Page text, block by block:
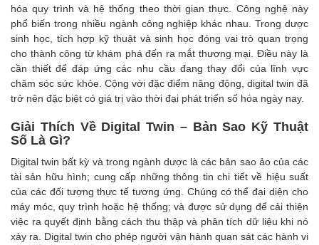
hóa quy trình và hệ thống theo thời gian thực. Công nghệ này
phổ biến trong nhiều ngành công nghiệp khác nhau. Trong dược
sinh học, tích hợp kỹ thuật và sinh học đóng vai trò quan trọng
cho thành công từ khám phá đến ra mắt thương mại. Điều này là
cần thiết để đáp ứng các nhu cầu đang thay đổi của lĩnh vực
chăm sóc sức khỏe. Cộng với đặc điểm năng động, digital twin đã
trở nên đặc biệt có giá trị vào thời đại phát triển số hóa ngày nay.
Giải Thích Về Digital Twin – Bản Sao Kỹ Thuật
Số Là Gì?
Digital twin bất kỳ và trong ngành dược là các bản sao ảo của các
tài sản hữu hình; cung cấp những thông tin chi tiết về hiệu suất
của các đối tượng thực tế tương ứng. Chúng có thể đại diện cho
máy móc, quy trình hoặc hệ thống; và được sử dụng để cải thiện
việc ra quyết định bằng cách thu thập và phân tích dữ liệu khi nó
xảy ra. Digital twin cho phép người vận hành quan sát các hành vi